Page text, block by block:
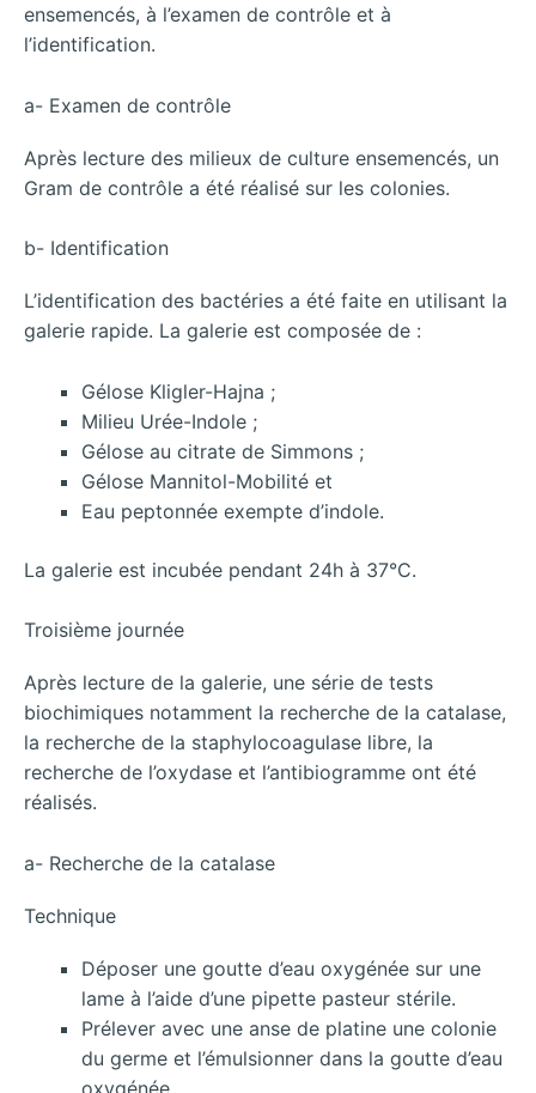
ensemencés, à l’examen de contrôle et à
l’identification.
a- Examen de contrôle
Après lecture des milieux de culture ensemencés, un
Gram de contrôle a été réalisé sur les colonies.
b- Identification
L’identification des bactéries a été faite en utilisant la
galerie rapide. La galerie est composée de :
Gélose Kligler-Hajna ;
Milieu Urée-Indole ;
Gélose au citrate de Simmons ;
Gélose Mannitol-Mobilité et
Eau peptonnée exempte d’indole.
La galerie est incubée pendant 24h à 37°C.
Troisième journée
Après lecture de la galerie, une série de tests
biochimiques notamment la recherche de la catalase,
la recherche de la staphylocoagulase libre, la
recherche de l’oxydase et l’antibiogramme ont été
réalisés.
a- Recherche de la catalase
Technique
Déposer une goutte d’eau oxygénée sur une
lame à l’aide d’une pipette pasteur stérile.
Prélever avec une anse de platine une colonie
du germe et l’émulsionner dans la goutte d’eau
oxygénée.